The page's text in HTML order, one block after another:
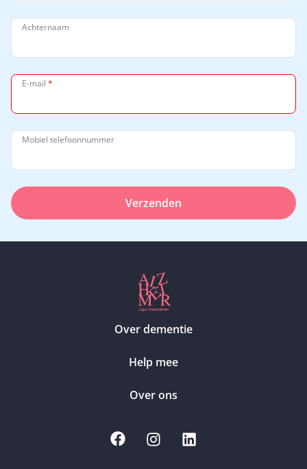
Achternaam
E-mail *
Mobiel telefoonnummer
Verzenden
Over dementie
Help mee
Over ons